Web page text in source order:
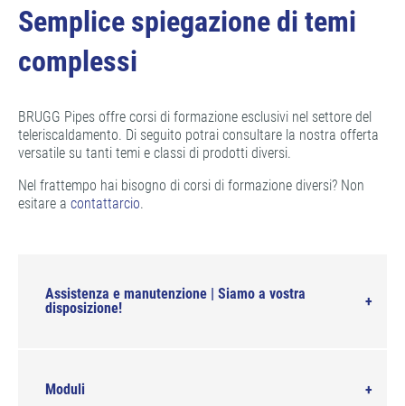
Semplice spiegazione di temi
complessi
BRUGG Pipes offre corsi di formazione esclusivi nel settore del
teleriscaldamento. Di seguito potrai consultare la nostra offerta
versatile su tanti temi e classi di prodotti diversi.
Nel frattempo hai bisogno di corsi di formazione diversi? Non
esitare a contattarcio.
Assistenza e manutenzione | Siamo a vostra
disposizione!
Moduli